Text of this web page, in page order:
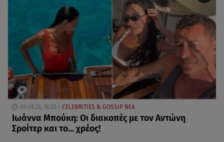
09.08.26, 16:30 CELEBRITIES & GOSSIP ΝΕΑ
Ιωάννα Μπούκη: Οι διακοπές με τον Αντώνη
Σροίτερ και το... χρέος!